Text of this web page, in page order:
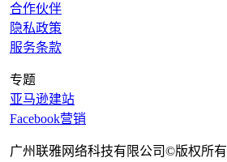
合作伙伴
隐私政策
服务条款
专题
亚马逊建站
Facebook营销
广州联雅网络科技有限公司©版权所有